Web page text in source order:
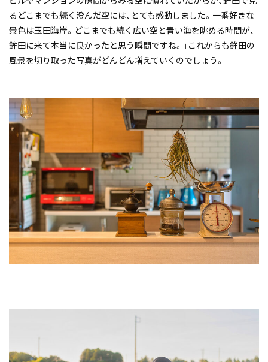
るどこまでも続く澄んだ空には、とても感動しました。一番好きな
景色は玉田海岸。どこまでも続く広い空と青い海を眺める時間が、
鉾田に来て本当に良かったと思う瞬間ですね。」これからも鉾田の
風景を切り取った写真がどんどん増えていくのでしょう。